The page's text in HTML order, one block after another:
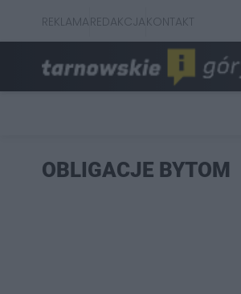
REKLAMAREDAKCJAKONTAKT
OBLIGACJE BYTOM